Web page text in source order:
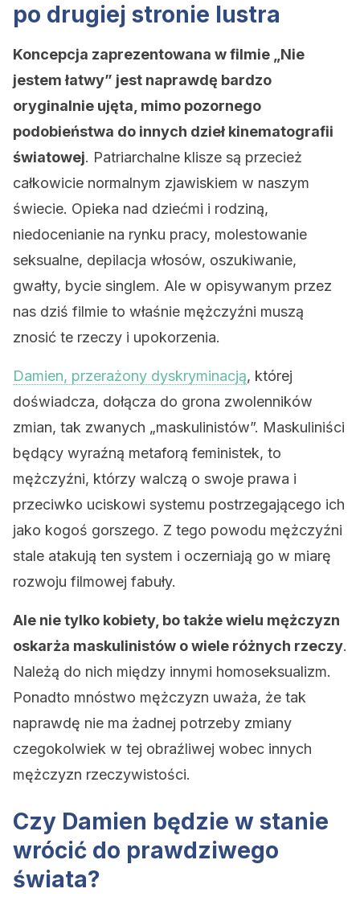
po drugiej stronie lustra
Koncepcja zaprezentowana w filmie „Nie
jestem łatwy” jest naprawdę bardzo
oryginalnie ujęta, mimo pozornego
podobieństwa do innych dzieł kinematografii
światowej. Patriarchalne klisze są przecież
całkowicie normalnym zjawiskiem w naszym
świecie. Opieka nad dziećmi i rodziną,
niedocenianie na rynku pracy, molestowanie
seksualne, depilacja włosów, oszukiwanie,
gwałty, bycie singlem. Ale w opisywanym przez
nas dziś filmie to właśnie mężczyźni muszą
znosić te rzeczy i upokorzenia.
Damien, przerażony dyskryminacją, której
doświadcza, dołącza do grona zwolenników
zmian, tak zwanych „maskulinistów”. Maskuliniści
będący wyraźną metaforą feministek, to
mężczyźni, którzy walczą o swoje prawa i
przeciwko uciskowi systemu postrzegającego ich
jako kogoś gorszego. Z tego powodu mężczyźni
stale atakują ten system i oczerniają go w miarę
rozwoju filmowej fabuły.
Ale nie tylko kobiety, bo także wielu mężczyzn
oskarża maskulinistów o wiele różnych rzeczy.
Należą do nich między innymi homoseksualizm.
Ponadto mnóstwo mężczyzn uważa, że tak
naprawdę nie ma żadnej potrzeby zmiany
czegokolwiek w tej obraźliwej wobec innych
mężczyzn rzeczywistości.
Czy Damien będzie w stanie
wrócić do prawdziwego
świata?